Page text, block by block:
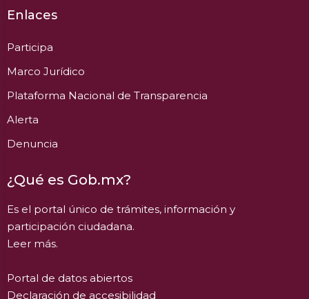
Enlaces
Participa
Marco Jurídico
Plataforma Nacional de Transparencia
Alerta
Denuncia
¿Qué es Gob.mx?
Es el portal único de trámites, información y
participación ciudadana.
Leer más.
Portal de datos abiertos
Declaración de accesibilidad